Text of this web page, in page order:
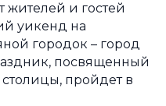
жителей и гостей
уикенд на
городок – город
посвященный
пройдет в